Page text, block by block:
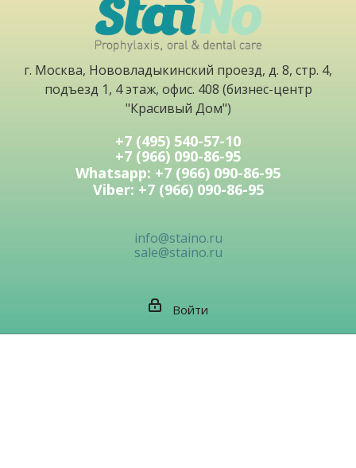
г. Москва, Нововладыкинский проезд, д. 8, стр. 4,
подъезд 1, 4 этаж, офис. 408 (бизнес-центр
"Красивый Дом")
+7 (495) 540-57-10
+7 (966) 090-86-95
Whatsapp: +7 (966) 090-86-95
Viber: +7 (966) 090-86-95
info@staino.ru
sale@staino.ru
Войти